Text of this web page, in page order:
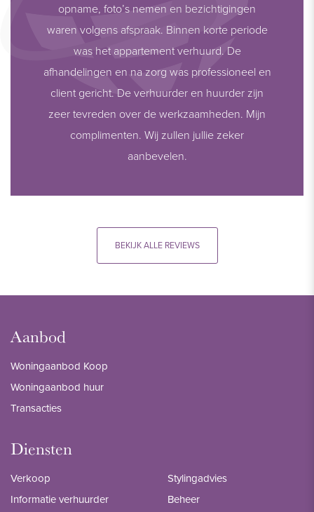
opname, foto’s nemen en bezichtigingen
waren volgens afspraak. Binnen korte periode
was het appartement verhuurd. De
afhandelingen en na zorg was professioneel en
client gericht. De verhuurder en huurder zijn
zeer tevreden over de werkzaamheden. Mijn
complimenten. Wij zullen jullie zeker
aanbevelen.
BEKIJK ALLE REVIEWS
Aanbod
Woningaanbod Koop
Woningaanbod huur
Transacties
Diensten
Verkoop
Informatie verhuurder
Stylingadvies
Beheer